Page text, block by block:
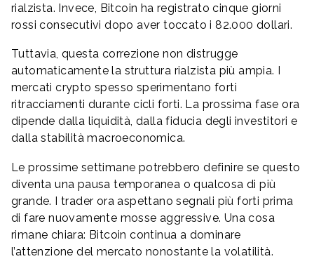
rialzista. Invece, Bitcoin ha registrato cinque giorni
rossi consecutivi dopo aver toccato i 82.000 dollari.
Tuttavia, questa correzione non distrugge
automaticamente la struttura rialzista più ampia. I
mercati crypto spesso sperimentano forti
ritracciamenti durante cicli forti. La prossima fase ora
dipende dalla liquidità, dalla fiducia degli investitori e
dalla stabilità macroeconomica.
Le prossime settimane potrebbero definire se questo
diventa una pausa temporanea o qualcosa di più
grande. I trader ora aspettano segnali più forti prima
di fare nuovamente mosse aggressive. Una cosa
rimane chiara: Bitcoin continua a dominare
l’attenzione del mercato nonostante la volatilità.